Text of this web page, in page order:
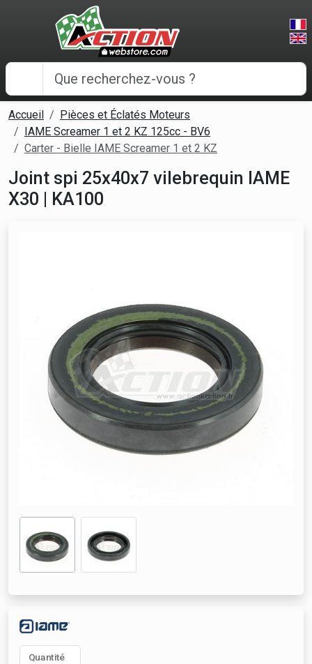
Panneau de gestion des cookies
Accueil
Pièces et Éclatés Moteurs
IAME Screamer 1 et 2 KZ 125cc - BV6
Carter - Bielle IAME Screamer 1 et 2 KZ
Joint spi 25x40x7 vilebrequin IAME
X30 | KA100
Quantité